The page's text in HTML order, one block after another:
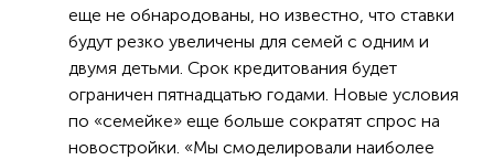
еще не обнародованы, но известно, что ставки
будут резко увеличены для семей с одним и
двумя детьми. Срок кредитования будет
ограничен пятнадцатью годами. Новые условия
по «семейке» еще больше сократят спрос на
новостройки. «Мы смоделировали наиболее